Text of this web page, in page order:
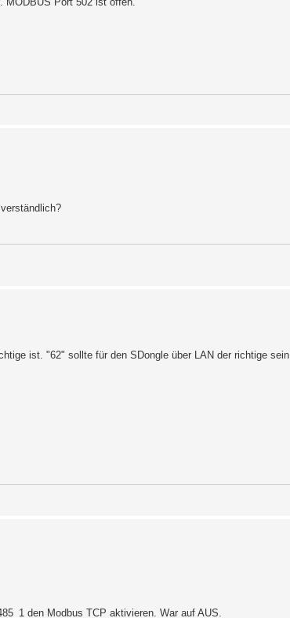
ist. "62" sollte für den SDongle über LAN der richtige sein.
den Modbus TCP aktivieren. War auf AUS.